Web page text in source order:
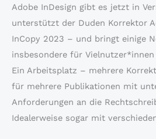
Adobe InDesign gibt es jetzt in
unterstützt der Duden Korrektor
InCopy 2023 – und bringt einige
insbesondere für
Ein Arbeitsplatz – mehrere
für mehrere Publikationen mit
Anforderungen an die
Idealerweise sogar mit